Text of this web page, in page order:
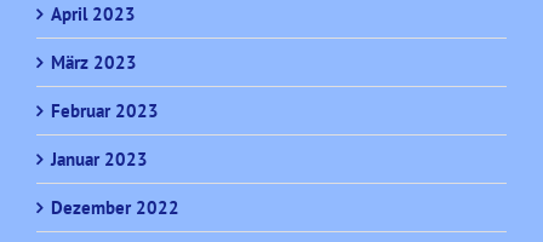
April 2023
März 2023
Februar 2023
Januar 2023
Dezember 2022